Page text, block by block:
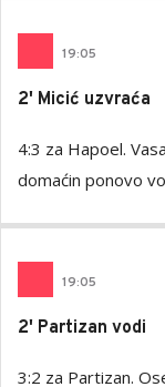
19:05
2' Micić uzvraća
4:3 za Hapoel.
domaćin ponovo
19:05
2' Partizan vodi
3:2 za Partizan.